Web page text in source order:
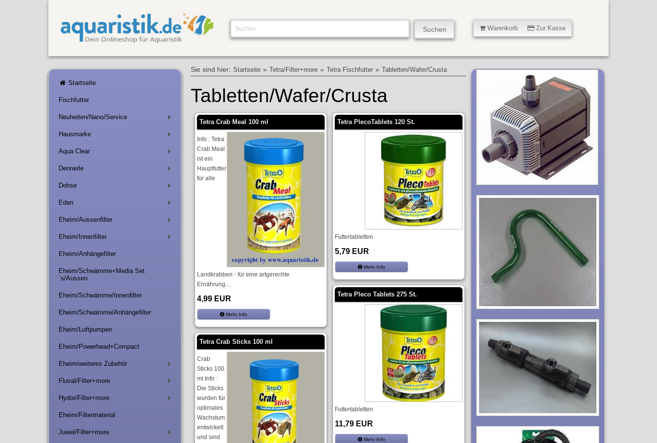
Warenkorb Zur Kasse
Startseite
Fischfutter
Neuheiten/Nano/Service
Hausmarke
Aqua Clear
Dennerle
Dohse
Eden
Eheim/Aussenfilter
Eheim/Innenfilter
Eheim/Anhängefilter
Eheim/Schwämme+Media Set
´s/Aussen
Eheim/Schwämme/Innenfilter
Eheim/Schwämme/Anhängefilter
Eheim/Luftpumpen
Eheim/Powerhead+Compact
Eheim/weiteres Zubehör
Fluval/Filter+more
Hydor/Filter+more
Eheim/Filtermaterial
Juwel/Filter+more
Sie sind hier: Startseite » Tetra/Filter+more » Tetra Fischfutter » Tabletten/Wafer/Crusta
Tabletten/Wafer/Crusta
Tetra Crab Meal 100 ml
Info : Tetra
Crab Meal
ist ein
Hauptfutter
für alle
Landkrabben - für eine artgerechte
Ernährung....
4,99 EUR
Mehr Info
Tetra Crab Sticks 100 ml
Crab
Sticks 100
ml Info :
Die Sticks
wurden für
optimales
Wachstum
entwickelt
und sind
Tetra PlecoTablets 120 St.
Futtertabletten
5,79 EUR
Mehr Info
Tetra Pleco Tablets 275 St.
Futtertabletten
11,79 EUR
Mehr Info